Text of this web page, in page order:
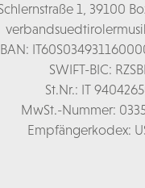
ernstraße 1, 39100
SWIFT-BIC:
St.Nr.: IT
MwSt.-Nummer:
Empfängerkodex: